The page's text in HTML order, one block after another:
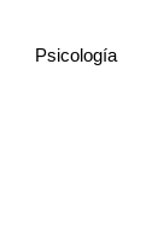
Psicología